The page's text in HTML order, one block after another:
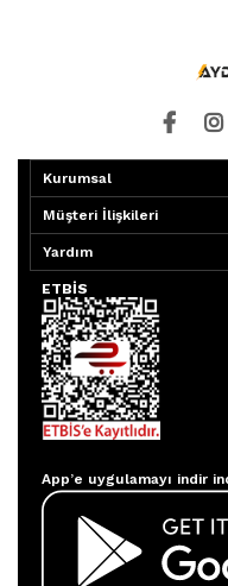
Kurumsal
Müşteri İlişkileri
Yardım
ETBİS
App’e uygulamayı indir